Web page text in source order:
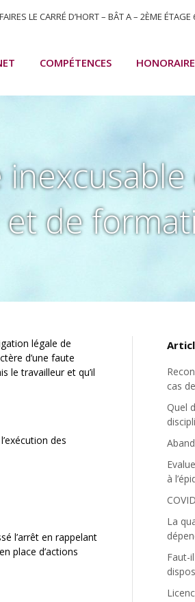
LE CARRÉ D’HORT – BÂT A – 2ÈME
COMPÉTENCES
de
légale de
d’une faute
le travailleur et qu’il
des
l’arrêt en rappelant
place d’actions
cas
Quel
à
La
Faut-